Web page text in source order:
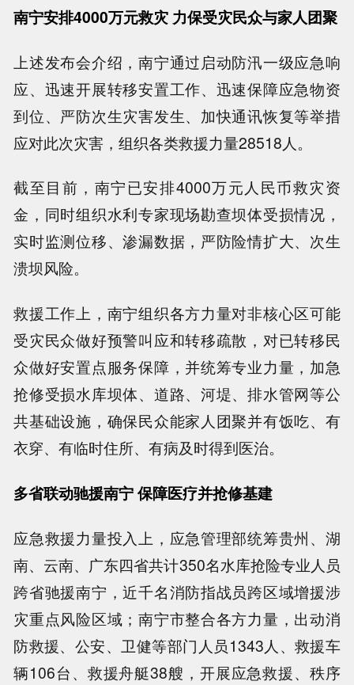
南宁安排4000万元救灾 力保受灾民众与家人团聚
上述发布会介绍，南宁通过启动防汛一级应急响
应、迅速开展转移安置工作、迅速保障应急物资
到位、严防次生灾害发生、加快通讯恢复等举措
应对此次灾害，组织各类救援力量28518人。
截至目前，南宁已安排4000万元人民币救灾资
金，同时组织水利专家现场勘查坝体受损情况，
实时监测位移、渗漏数据，严防险情扩大、次生
溃坝风险。
救援工作上，南宁组织各方力量对非核心区可能
受灾民众做好预警叫应和转移疏散，对已转移民
众做好安置点服务保障，并统筹专业力量，加急
抢修受损水库坝体、道路、河堤、排水管网等公
共基础设施，确保民众能家人团聚并有饭吃、有
衣穿、有临时住所、有病及时得到医治。
多省联动驰援南宁 保障医疗并抢修基建
应急救援力量投入上，应急管理部统筹贵州、湖
南、云南、广东四省共计350名水库抢险专业人员
跨省驰援南宁，近千名消防指战员跨区域增援涉
灾重点风险区域；南宁市整合各方力量，出动消
防救援、公安、卫健等部门人员1343人、救援车
辆106台、救援舟艇38艘，开展应急救援、秩序